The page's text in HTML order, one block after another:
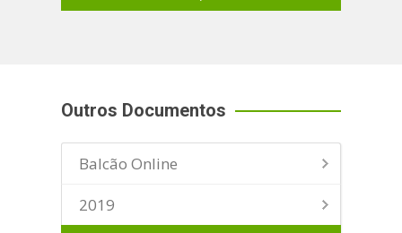
Outros Documentos
Balcão Online
2019